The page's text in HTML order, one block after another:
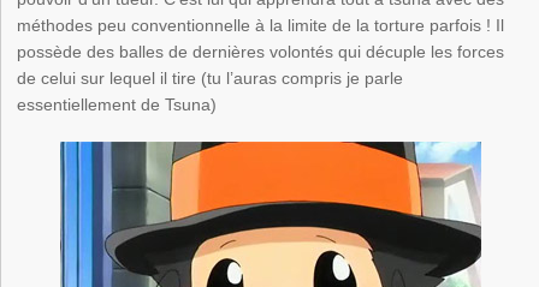
méthodes peu conventionnelle à la limite de la torture parfois ! Il
possède des balles de dernières volontés qui décuple les forces
de celui sur lequel il tire (tu l’auras compris je parle
essentiellement de Tsuna)